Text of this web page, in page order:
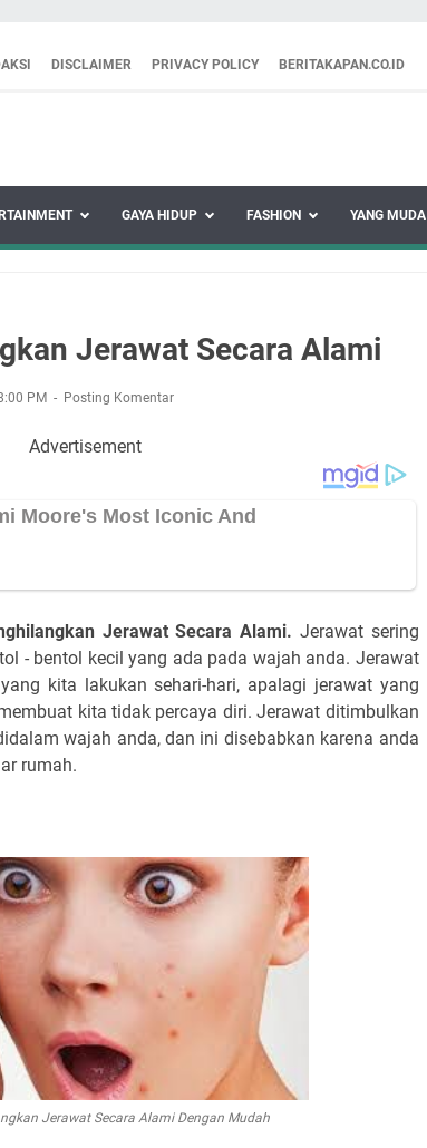
DISCLAIMER PRIVACY POLICY BERITAKAPAN.CO.ID
GAYA HIDUP FASHION YANG MUDA
Jerawat Secara Alami
PM Posting Komentar
Advertisement
Jerawat Secara Alami. Jerawat sering
- bentol kecil yang ada pada wajah anda. Jerawat
kita lakukan sehari-hari, apalagi jerawat yang
kita tidak percaya diri. Jerawat ditimbulkan
wajah anda, dan ini disebabkan karena anda
rumah.
Jerawat Secara Alami Dengan Mudah